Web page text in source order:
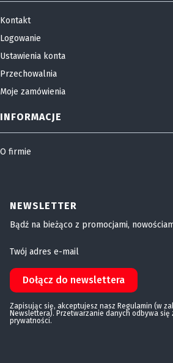
Kontakt
Logowanie
Ustawienia konta
Przechowalnia
Moje zamówienia
INFORMACJE
O firmie
NEWSLETTER
Bądź na bieżąco z promocjami,
Twój adres e-mail
Dołącz do newslettera
Zapisując się, akceptujesz nasz Regulamin (w
Newslettera). Przetwarzanie danych odbywa się
prywatności.